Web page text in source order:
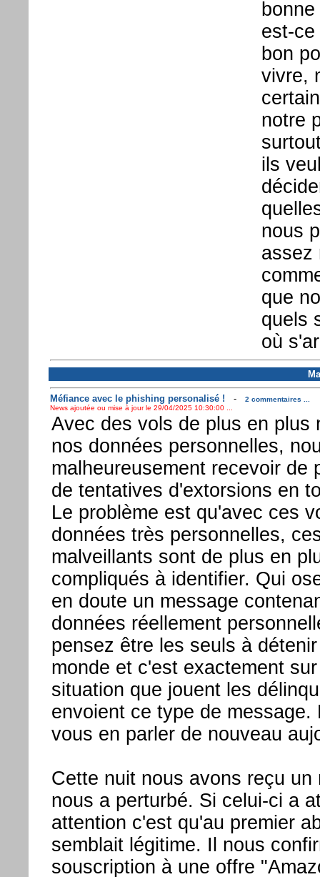
est-
bon
vivre,
notre
ils
nous
assez
que
quels
où
Méfiance avec le phishing personalisé ! -
2 commentaires ...
News ajoutée ou mise à jour le 29/04/2025 10:30:00 ...
Avec des vols de plus en plus
nos données personnelles,
malheureusement recevoir de
de tentatives d'extorsions en
Le problème est qu'avec ces
données très personnelles,
malveillants sont de plus en
compliqués à identifier. Qui
en doute un message
données réellement
pensez être les seuls à
monde et c'est exactement
situation que jouent les
envoient ce type de message.
vous en parler de nouveau
Cette nuit nous avons reçu un
nous a perturbé. Si celui-ci a
attention c'est qu'au premier
semblait légitime. Il nous
souscription à une offre